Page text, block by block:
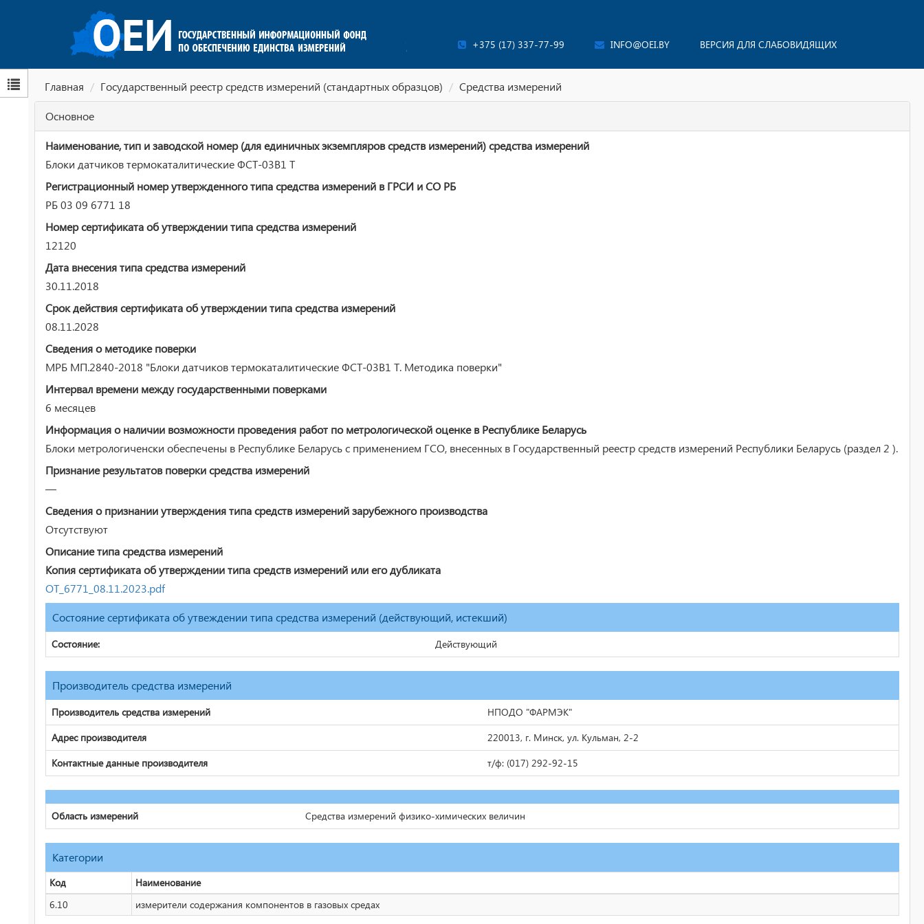
+375 (17) 337-77-99 INFO@OEI.BY ВЕРСИЯ ДЛЯ СЛАБОВИДЯЩИХ
Главная Государственный реестр средств измерений (стандартных образцов) Средства измерений
Основное
Наименование, тип и заводской номер (для единичных экземпляров средств измерений) средства измерений
Блоки датчиков термокаталитические ФСТ-03В1 Т
Регистрационный номер утвержденного типа средства измерений в ГРСИ и СО РБ
РБ 03 09 6771 18
Номер сертификата об утверждении типа средства измерений
12120
Дата внесения типа средства измерений
30.11.2018
Срок действия сертификата об утверждении типа средства измерений
08.11.2028
Сведения о методике поверки
МРБ МП.2840-2018 "Блоки датчиков термокаталитические ФСТ-03В1 Т. Методика поверки"
Интервал времени между государственными поверками
6 месяцев
Информация о наличии возможности проведения работ по метрологической оценке в Республике Беларусь
Блоки метрологиченски обеспечены в Республике Беларусь с применением ГСО, внесенных в Государственный реестр средств измерений Республики Беларусь (раздел 2 ).
Признание результатов поверки средства измерений
—
Сведения о признании утверждения типа средств измерений зарубежного производства
Отсутствуют
Описание типа средства измерений
Копия сертификата об утверждении типа средств измерений или его дубликата
ОТ_6771_08.11.2023.pdf
Состояние сертификата об утвеждении типа средства измерений (действующий, истекший)
Состояние: Действующий
Производитель средства измерений
Производитель средства измерений
НПОДО "ФАРМЭК"
Адрес производителя
220013, г. Минск, ул. Кульман, 2-2
Контактные данные производителя
т/ф: (017) 292-92-15
Область измерений Средства измерений физико-химических величин
Категории
Код
Наименование
6.10
измерители содержания компонентов в газовых средах